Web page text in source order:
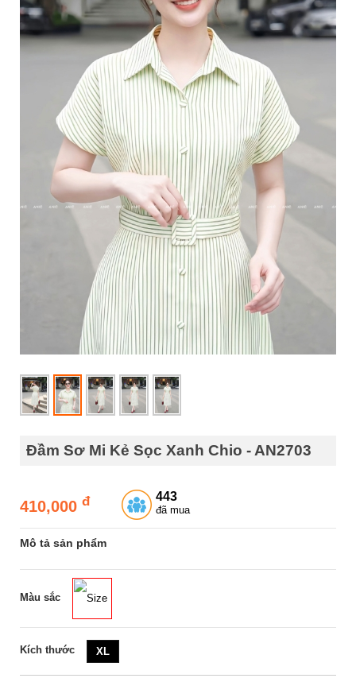
Đầm Sơ Mi Kẻ Sọc Xanh Chio - AN2703
410,000 đ 443
đã mua
Mô tả sản phẩm
Màu sắc Size
Kích thước XL